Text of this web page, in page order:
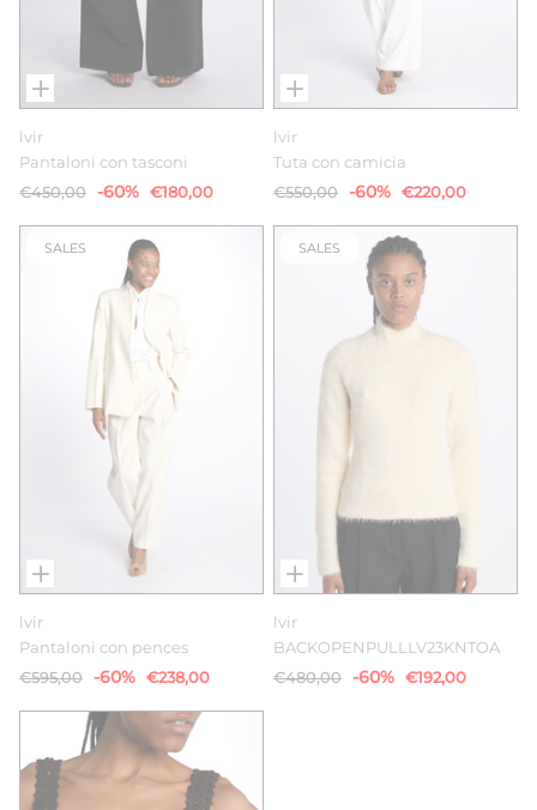
lvir
Pantaloni con tasconi
€450,00 -60% €180,00
lvir
Tuta con camicia
€550,00 -60% €220,00
SALES
lvir
Pantaloni con pences
€595,00 -60% €238,00
SALES
lvir
BACKOPENPULLLV23KNTOA
€480,00 -60% €192,00